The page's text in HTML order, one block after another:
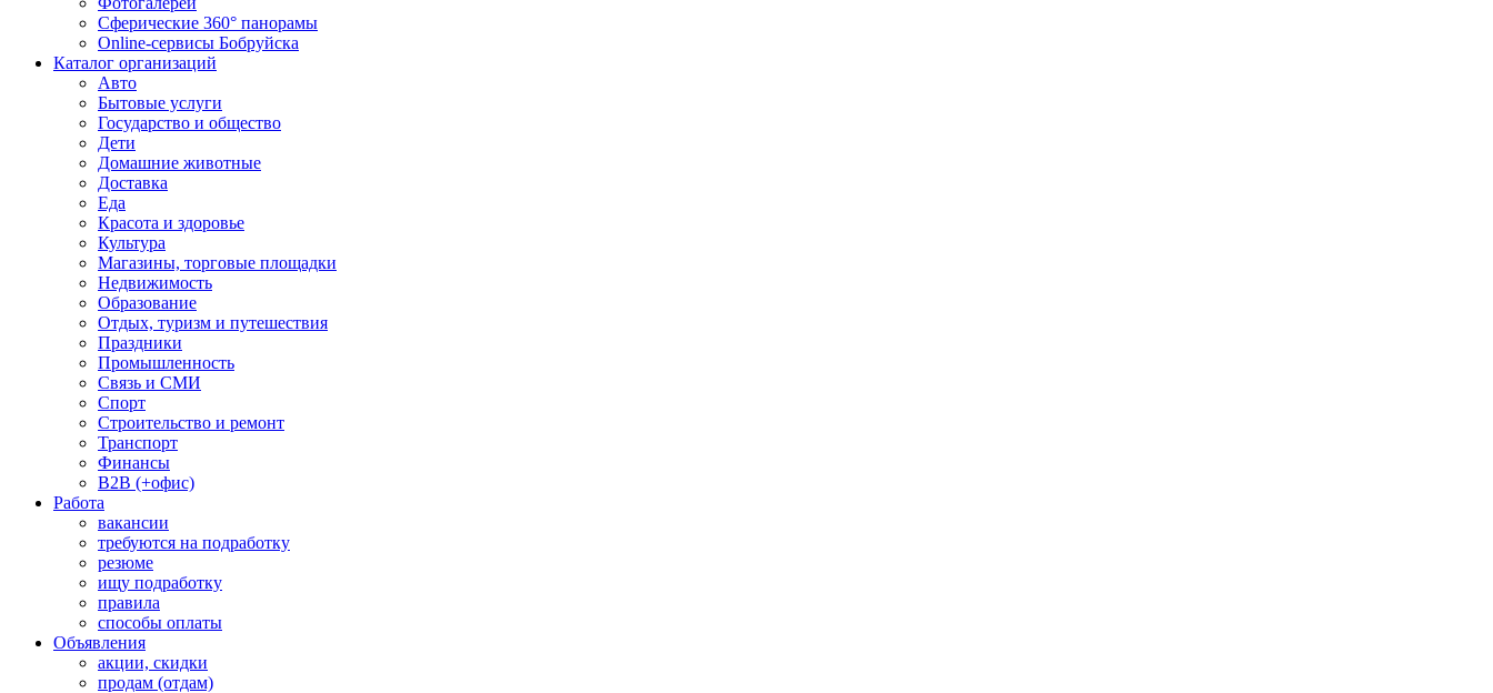
Сферические 360° панорамы
Online-сервисы Бобруйска
Каталог организаций
Авто
Бытовые услуги
Государство и общество
Дети
Домашние животные
Доставка
Еда
Красота и здоровье
Культура
Магазины, торговые площадки
Недвижимость
Образование
Отдых, туризм и путешествия
Праздники
Промышленность
Связь и СМИ
Спорт
Строительство и ремонт
Транспорт
Финансы
B2B (+офис)
Работа
вакансии
требуются на подработку
резюме
ищу подработку
правила
способы оплаты
Объявления
акции, скидки
продам (отдам)